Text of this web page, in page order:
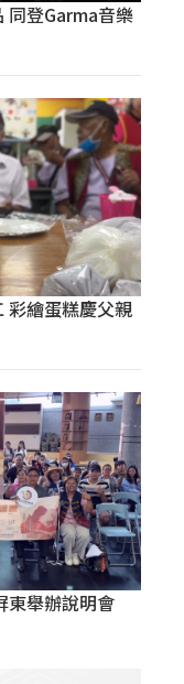
同登Garma音樂
彩繪蛋糕慶父親
東舉辦說明會